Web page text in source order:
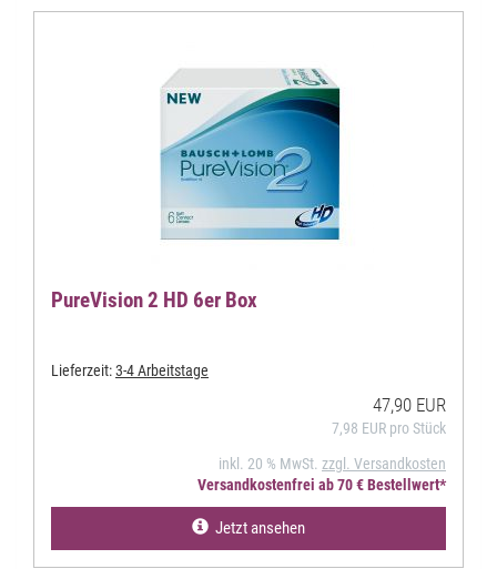
PureVision 2 HD 6er Box
Lieferzeit:3-4 Arbeitstage
47,90 EUR
7,98 EUR pro Stück
inkl. 20 % MwSt. zzgl. Versandkosten
Versandkostenfrei ab 70 € Bestellwert*
Jetzt ansehen